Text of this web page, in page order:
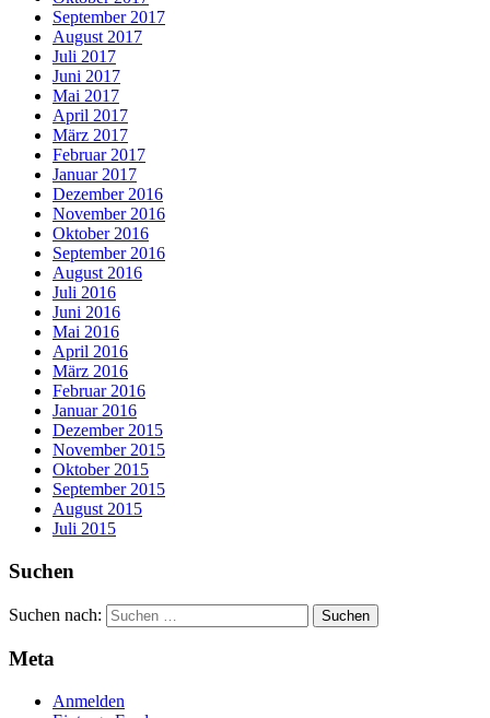
September 2017
August 2017
Juli 2017
Juni 2017
Mai 2017
April 2017
März 2017
Februar 2017
Januar 2017
Dezember 2016
November 2016
Oktober 2016
September 2016
August 2016
Juli 2016
Juni 2016
Mai 2016
April 2016
März 2016
Februar 2016
Januar 2016
Dezember 2015
November 2015
Oktober 2015
September 2015
August 2015
Juli 2015
Suchen
Suchen nach:
Meta
Anmelden